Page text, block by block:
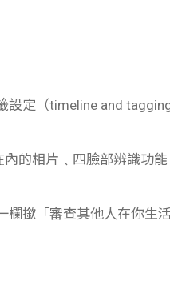
定（timeline and
的相片﹑四臉部辨識功
撳「審查其他人在你生